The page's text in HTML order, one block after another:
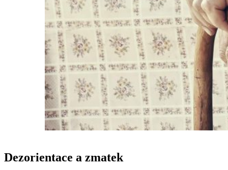
Dezorientace a zmatek